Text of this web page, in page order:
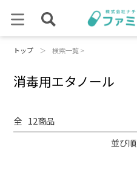
トップ ＞ 検索一覧 >
消毒用エタノール
全 12商品
並び順